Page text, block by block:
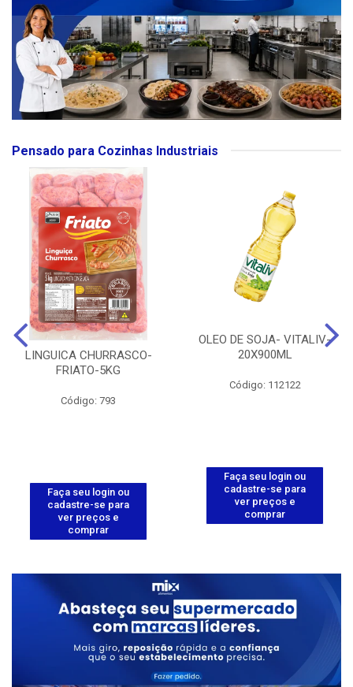
Pensado para Cozinhas Industriais
LINGUICA CHURRASCO-
FRIATO-5KG
Código: 793
Faça seu login ou
cadastre-se para
ver preços e
comprar
OLEO DE SOJA- VITALIV-
20X900ML
Código: 112122
Faça seu login ou
cadastre-se para
ver preços e
comprar